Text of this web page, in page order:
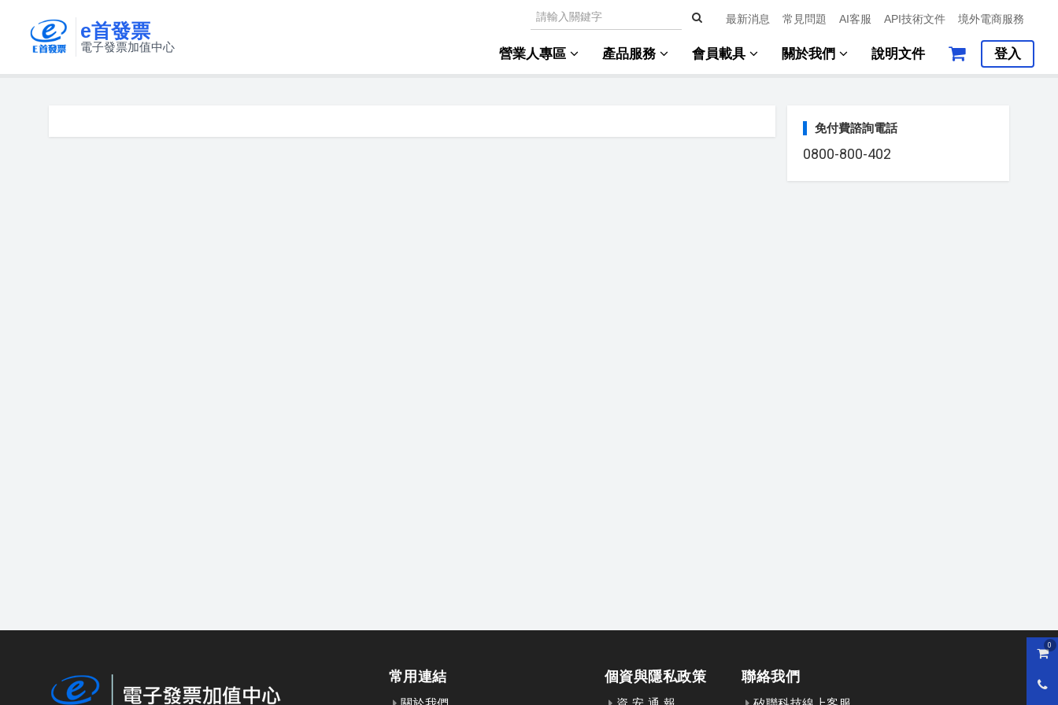
購
0
e首發票
電子發票加值中心
最新消息 常見問題 AI客服 API技術文件 境外電商服務
營業人專區 產品服務 會員載具 關於我們 說明文件 登入
免付費諮詢電話
0800-800-402
常用連結 個資與隱私政策 聯絡我們